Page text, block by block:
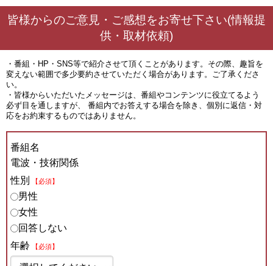
皆様からのご意見・ご感想をお寄せ下さい(情報提
供・取材依頼)
・番組・HP・SNS等で紹介させて頂くことがあります。その際、趣旨を
変えない範囲で多少要約させていただく場合があります。ご了承くださ
い。
・皆様からいただいたメッセージは、番組やコンテンツに役立てるよう
必ず目を通しますが、 番組内でお答えする場合を除き、個別に返信・対
応をお約束するものではありません。
番組名
電波・技術関係
性別
【必須】
男性
女性
回答しない
年齢
【必須】